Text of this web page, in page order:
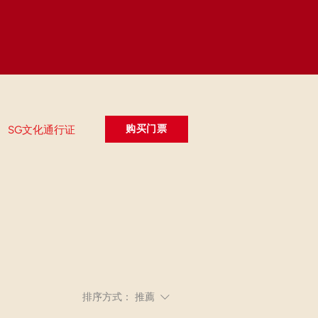
购买门票
SG文化通行证
排序方式： 推薦